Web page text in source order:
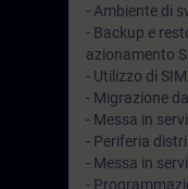
- Ambiente di
- Backup e
azionamento
- Utilizzo di
- Migrazione
- Messa in
- Periferia
- Messa in
-